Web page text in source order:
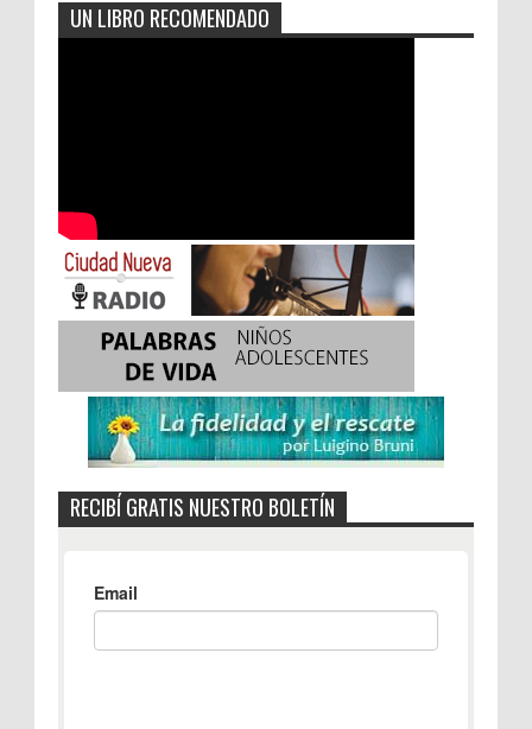
UN LIBRO RECOMENDADO
RECIBÍ GRATIS NUESTRO BOLETÍN